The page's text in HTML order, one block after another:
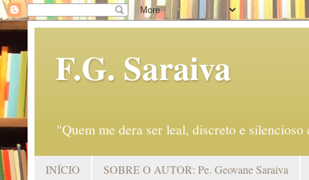
F.G. Saraiva
"Quem me dera ser leal, discreto e
INÍCIO SOBRE O AUTOR: Pe. Geovane Saraiva